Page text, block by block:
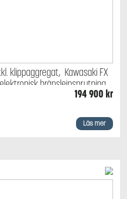
klippaggregat, Kawasaki FX
bränsleinsprutning
194 900 kr
Läs mer